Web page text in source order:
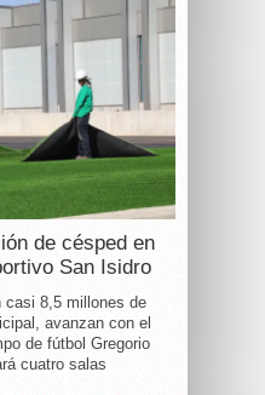
de césped en
San Isidro
casi 8,5 millones de
avanzan con el
de fútbol Gregorio
cuatro salas